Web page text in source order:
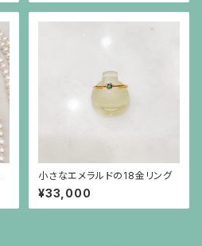
小さなエメラルドの18金リング
¥33,000